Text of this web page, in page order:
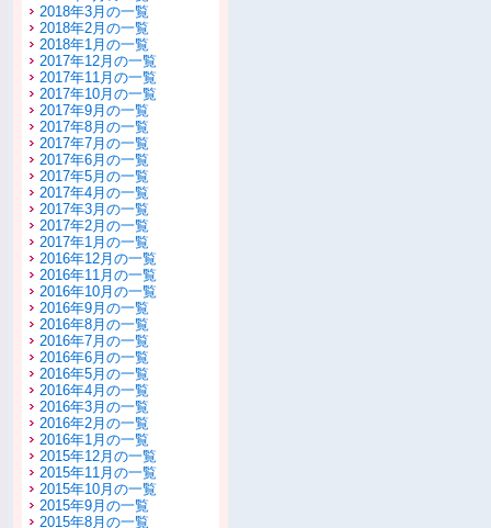
2018年3月の一覧
2018年2月の一覧
2018年1月の一覧
2017年12月の一覧
2017年11月の一覧
2017年10月の一覧
2017年9月の一覧
2017年8月の一覧
2017年7月の一覧
2017年6月の一覧
2017年5月の一覧
2017年4月の一覧
2017年3月の一覧
2017年2月の一覧
2017年1月の一覧
2016年12月の一覧
2016年11月の一覧
2016年10月の一覧
2016年9月の一覧
2016年8月の一覧
2016年7月の一覧
2016年6月の一覧
2016年5月の一覧
2016年4月の一覧
2016年3月の一覧
2016年2月の一覧
2016年1月の一覧
2015年12月の一覧
2015年11月の一覧
2015年10月の一覧
2015年9月の一覧
2015年8月の一覧